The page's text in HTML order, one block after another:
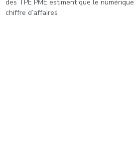
des TPE PME estiment que le
chiffre d’affaires